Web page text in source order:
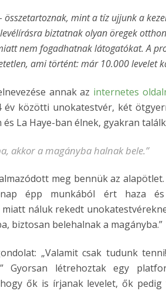
összetartoznak, mint a tíz ujjunk a
biztatnak olyan öregek
nem fogadhatnak látogatókat. A
ami történt: már 10.000 levelet
annak az internetes
közötti unokatestvér, két
La Haye-ban élnek, gyakran
akkor a magányba halnak bele.”
meg bennük az alapötlet.
épp munkából ért haza és
náluk rekedt
biztosan belehalnak a magányba.”
„Valamit csak tudunk
Gyorsan létrehoztak egy
ők is írjanak levelet, ők pedig